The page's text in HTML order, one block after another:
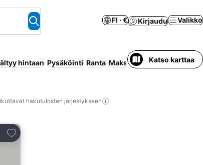
FI · € Kirjaudu Valikko
hintaan Pysäköinti Ranta Maksuton peruutus Koko
Katso karttaa
hakutulosten järjestykseen
Lisää suosikkeihin